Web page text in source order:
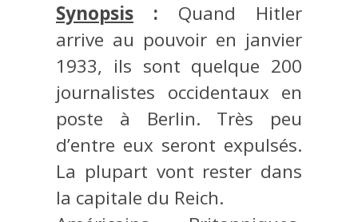
Synopsis : Quand Hitler
arrive au pouvoir en janvier
1933, ils sont quelque 200
journalistes occidentaux en
poste à Berlin. Très peu
d’entre eux seront expulsés.
La plupart vont rester dans
la capitale du Reich.